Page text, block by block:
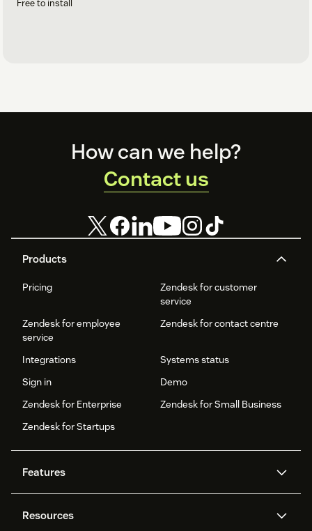
Free to install
Products
Pricing
Zendesk for customer
service
Zendesk for employee
service
Zendesk for contact centre
Integrations
Systems status
Sign in
Demo
Zendesk for Enterprise
Zendesk for Small Business
Zendesk for Startups
Features
Zendesk AI
Resources
How can we help?
Contact us